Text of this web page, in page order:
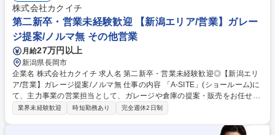
【入社後の研修・サポート体制】業務知識や顧客対応は未経験から丁寧に
教育する体制が整っております。■入社後：約1ヵ月間の導入研修（各部署
を経験）■配属後：最大半年間、専属メンターによるOJTを実施 募集職種
【ルート営業(岐阜市)】未経験歓迎！残業月10時間/厳しいノルマ無く労働
環境◎
株式会社カクイチ
第二新卒・営業未経験歓迎 【新潟エリア/営業】ガレー
ジ提案/ノルマ無 その他営業
月給27万円以上
新潟県長岡市
企業名 株式会社カクイチ 求人名 第二新卒・営業未経験歓迎◎【新潟エリ
ア/営業】ガレージ提案/ノルマ無 仕事の内容 「A-SITE」(ショールーム)に
て、主力事業の営業担当として、ガレージや倉庫の提案・販売をお任せ。
全国のJAや農機具販売店等からのご紹介が中心のため、新規の飛び込み営
認 → 10:00 代理店(JA)へ訪問・情報交換 → 13:00 施工現場の進捗・安全
業界未経験歓迎 時短勤務あり 完全週休2日制